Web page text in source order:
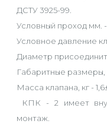
ДСТУ 3925-99.
Условный проход мм. -
Условное давление
Диаметр
Габаритные размеры,
Масса клапана, кг -
КПК - 2 имеет
монтаж.